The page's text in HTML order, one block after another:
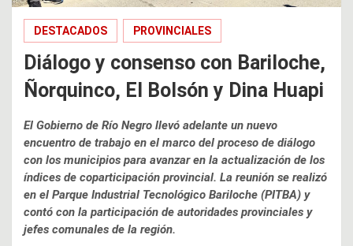
DESTACADOS PROVINCIALES
Diálogo y consenso con Bariloche,
Ñorquinco, El Bolsón y Dina Huapi
El Gobierno de Río Negro llevó adelante un nuevo
encuentro de trabajo en el marco del proceso de diálogo
con los municipios para avanzar en la actualización de los
índices de coparticipación provincial. La reunión se realizó
en el Parque Industrial Tecnológico Bariloche (PITBA) y
contó con la participación de autoridades provinciales y
jefes comunales de la región.